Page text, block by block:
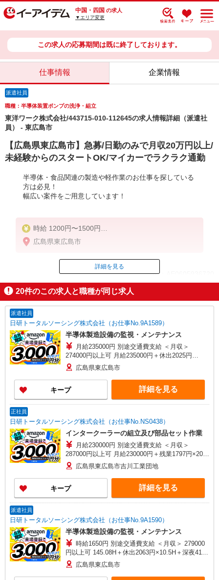
中国・四国 の求人
▼エリア変更
この求人の応募期間は既に終了しております。
仕事情報 企業情報
派遣社員
職種：半導体装置ポンプの洗浄・組立
東洋ワーク株式会社/443715-010-112645の求人情報詳細（派遣社
員） - 東広島市
【広島県東広島市】急募/日勤のみで月収20万円以上/
未経験からのスタートOK/マイカーでラクラク通勤
半導体・食品関連の製造や軽作業のお仕事を探している
方は必見！
幅広い案件をご用意しています！
時給 1200円〜1500円
月収例 229,350円＋交通費
時給 1,200円x8時間x21日＝201,600円
休出 1,200円x1.25x8時間＝12,000円
賞与手当含【退職手当】制度あり
※繁忙期
月収例 273,600円＋交通費
時給 1,200円x8時間x21日＝201,600円
残業 1,200円x1.25x40時間＝60,000円
休出 1,200円x1.25x8時間＝12,000円
賞与手当含【退職手当】制度あり
広島県東広島市
ID：AE0605936720
掲載期間終了
詳細を見る
20件のこの求人と職種が同じ求人
派遣社員
日研トータルソーシング株式会社（お仕事No.9A1589）
半導体製造設備の監視・メンテナンス
月給235000円 別途交通費支給 ＜月収＞
274000円以上可 月給235000円＋休出2025円
×10.5H＋深夜405円×44H
広島県東広島市
キープ 詳細を見る
正社員
日研トータルソーシング株式会社（お仕事No.NS0438）
インタークーラーの組立及び部品セット作業
月給230000円 別途交通費支給 ＜月収＞
287000円以上可 月給230000円＋残業1797円×20H
＋深夜360円×60H
広島県東広島市吉川工業団地
キープ 詳細を見る
派遣社員
日研トータルソーシング株式会社（お仕事No.9A1590）
半導体製造設備の監視・メンテナンス
時給1650円 別途交通費支給 ＜月収＞ 279000
円以上可 145.08H＋休出2063円×10.5H＋深夜413
円×44H広島県東広島市